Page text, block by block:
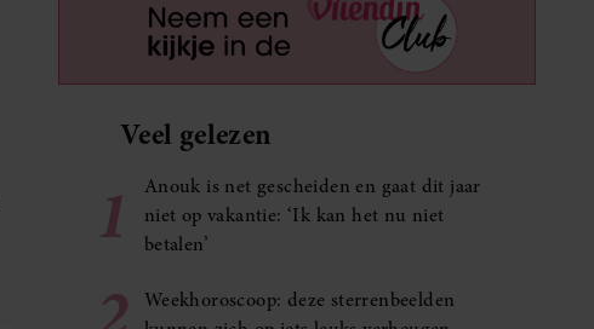
Veel gelezen
1
Anouk is net gescheiden en gaat dit jaar
niet op vakantie: ‘Ik kan het nu niet
betalen’
Weekhoroscoop: deze sterrenbeelden